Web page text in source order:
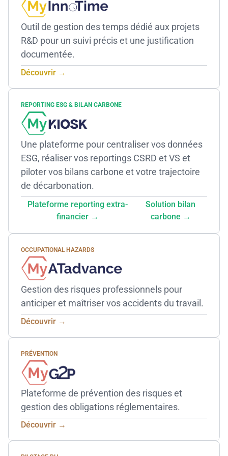
Outil de gestion des temps dédié aux projets
R&D pour un suivi précis et une justification
documentée.
Découvrir →
REPORTING ESG & BILAN CARBONE
Une plateforme pour centraliser vos données
ESG, réaliser vos reportings CSRD et VS et
piloter vos bilans carbone et votre trajectoire
de décarbonation.
Plateforme reporting extra-
financier →
Solution bilan
carbone →
OCCUPATIONAL HAZARDS
Gestion des risques professionnels pour
anticiper et maîtriser vos accidents du travail.
Découvrir →
PRÉVENTION
Plateforme de prévention des risques et
gestion des obligations réglementaires.
Découvrir →